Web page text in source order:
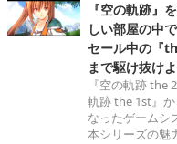
『空の軌跡』
しい部屋の中
セール中の『
まで駆け抜け
『空の軌跡 the
軌跡 the 1st』
なったゲームシ
本シリーズの魅